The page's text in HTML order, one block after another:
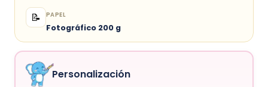
📝 PAPEL
Fotográfico 200 g
Personalización